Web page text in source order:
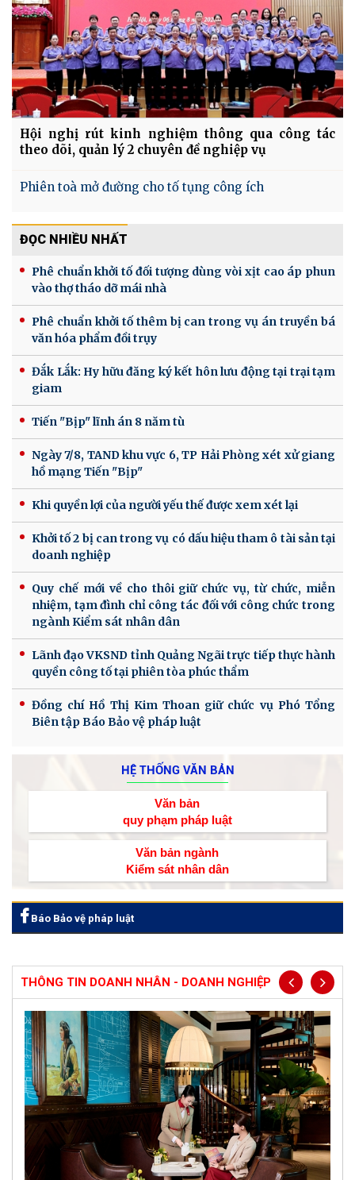
Hội nghị rút kinh nghiệm thông qua công tác
theo dõi, quản lý 2 chuyên đề nghiệp vụ
Phiên toà mở đường cho tố tụng công ích
ĐỌC NHIỀU NHẤT
Phê chuẩn khởi tố đối tượng dùng vòi xịt cao áp phun
vào thợ tháo dỡ mái nhà
Phê chuẩn khởi tố thêm bị can trong vụ án truyền bá
văn hóa phẩm đồi trụy
Đắk Lắk: Hy hữu đăng ký kết hôn lưu động tại trại tạm
giam
Tiến "Bịp" lĩnh án 8 năm tù
Ngày 7/8, TAND khu vực 6, TP Hải Phòng xét xử giang
hồ mạng Tiến "Bịp"
Khi quyền lợi của người yếu thế được xem xét lại
Khởi tố 2 bị can trong vụ có dấu hiệu tham ô tài sản tại
doanh nghiệp
Quy chế mới về cho thôi giữ chức vụ, từ chức, miễn
nhiệm, tạm đình chỉ công tác đối với công chức trong
ngành Kiểm sát nhân dân
Lãnh đạo VKSND tỉnh Quảng Ngãi trực tiếp thực hành
quyền công tố tại phiên tòa phúc thẩm
Đồng chí Hồ Thị Kim Thoan giữ chức vụ Phó Tổng
Biên tập Báo Bảo vệ pháp luật
HỆ THỐNG VĂN BẢN
Văn bản
quy phạm pháp luật
Văn bản ngành
Kiểm sát nhân dân
Báo Bảo vệ pháp luật
THÔNG TIN DOANH NHÂN - DOANH NGHIỆP